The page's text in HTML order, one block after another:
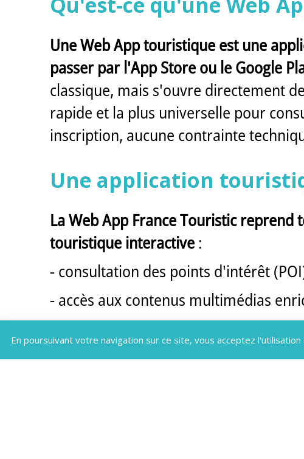
Une Web App touristique est une
passer par l'App Store ou le Google
classique, mais s'ouvre directement
rapide et la plus universelle pour
inscription, aucune contrainte
Une application
La Web App France Touristic
touristique interactive:
- consultation des points d'intérêt
- accès aux contenus multimédias
- découverte de circuits touristiques,
- accès aux informations pratiques :
En poursuivant votre navigation sur ce site, vous acceptez